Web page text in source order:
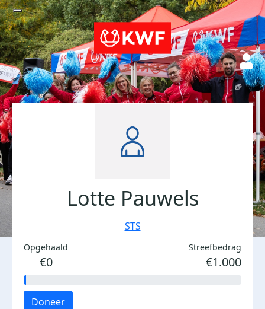
Lotte Pauwels
STS
Opgehaald
€0
Streefbedrag
€1.000
Doneer